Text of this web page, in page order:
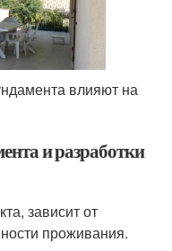
влияют на
и разработки
зависит от
проживания.